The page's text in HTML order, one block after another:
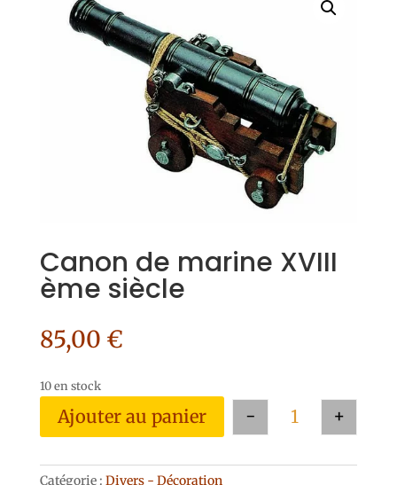
Canon de marine XVIII
ème siècle
85,00 €
10 en stock
quantité de
- +
Ajouter au panier
Catégorie : Divers - Décoration